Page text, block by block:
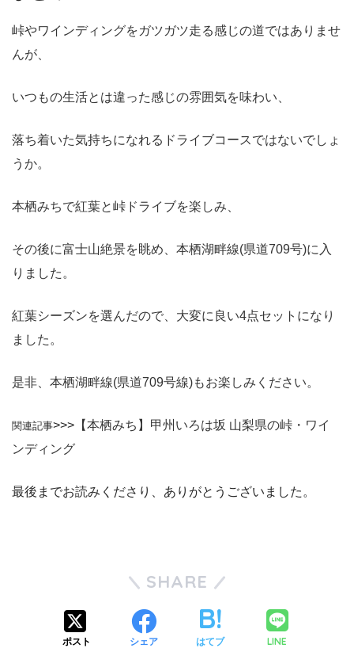
峠やワインディングをガツガツ走る感じの道ではありませ
んが、
いつもの生活とは違った感じの雰囲気を味わい、
落ち着いた気持ちになれるドライブコースではないでしょ
うか。
本栖みちで紅葉と峠ドライブを楽しみ、
その後に富士山絶景を眺め、本栖湖畔線(県道709号)に入
りました。
紅葉シーズンを選んだので、大変に良い4点セットになり
ました。
是非、本栖湖畔線(県道709号線)もお楽しみください。
関連記事>>> 【本栖みち】甲州いろは坂 山梨県の峠・ワイ
ンディング
最後までお読みくださり、ありがとうございました。
SHARE
ポスト シェア はてブ LINE